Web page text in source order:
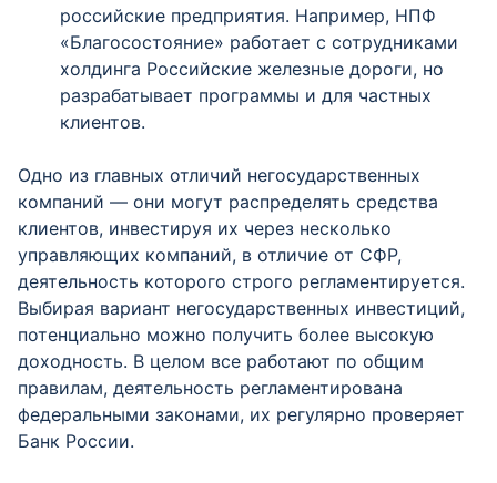
российские предприятия. Например, НПФ
«Благосостояние» работает с сотрудниками
холдинга Российские железные дороги, но
разрабатывает программы и для частных
клиентов.
Одно из главных отличий негосударственных
компаний — они могут распределять средства
клиентов, инвестируя их через несколько
управляющих компаний, в отличие от СФР,
деятельность которого строго регламентируется.
Выбирая вариант негосударственных инвестиций,
потенциально можно получить более высокую
доходность. В целом все работают по общим
правилам, деятельность регламентирована
федеральными законами, их регулярно проверяет
Банк России.